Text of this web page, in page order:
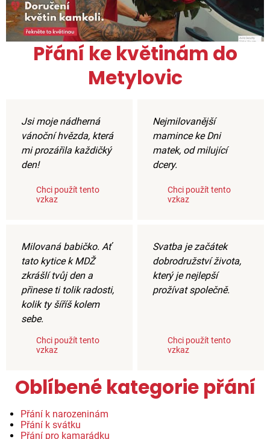
Přání ke květinám do
Metylovic
Jsi moje nádherná
vánoční hvězda, která
mi prozářila každičký
den!
Chci použít tento
vzkaz
Nejmilovanější
mamince ke Dni
matek, od milující
dcery.
Chci použít tento
vzkaz
Milovaná babičko. Ať
tato kytice k MDŽ
zkrášlí tvůj den a
přinese ti tolik radosti,
kolik ty šíříš kolem
sebe.
Chci použít tento
vzkaz
Svatba je začátek
dobrodružství života,
který je nejlepší
prožívat společně.
Chci použít tento
vzkaz
Oblíbené kategorie přání
Přání k narozeninám
Přání k svátku
Přání pro kamarádku